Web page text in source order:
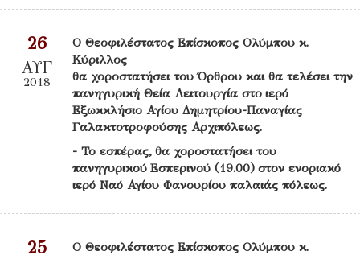
26
ΑΥΓ
2018
Ο Θεοφιλέστατος Επίσκοπος Ολύμπου κ.
Κύριλλος
θα χοροστατήσει του Όρθρου και θα τελέσει την
πανηγυρική Θεία Λειτουργία στο ιερό
Εξωκκλήσιο Αγίου Δημητρίου-Παναγίας
Γαλακτοτροφούσης Αρχιπόλεως.
- Το εσπέρας, θα χοροστατήσει του
πανηγυρικού Εσπερινού (19.00) στον ενοριακό
ιερό Ναό Αγίου Φανουρίου παλαιάς πόλεως.
25
Ο Θεοφιλέστατος Επίσκοπος Ολύμπου κ.